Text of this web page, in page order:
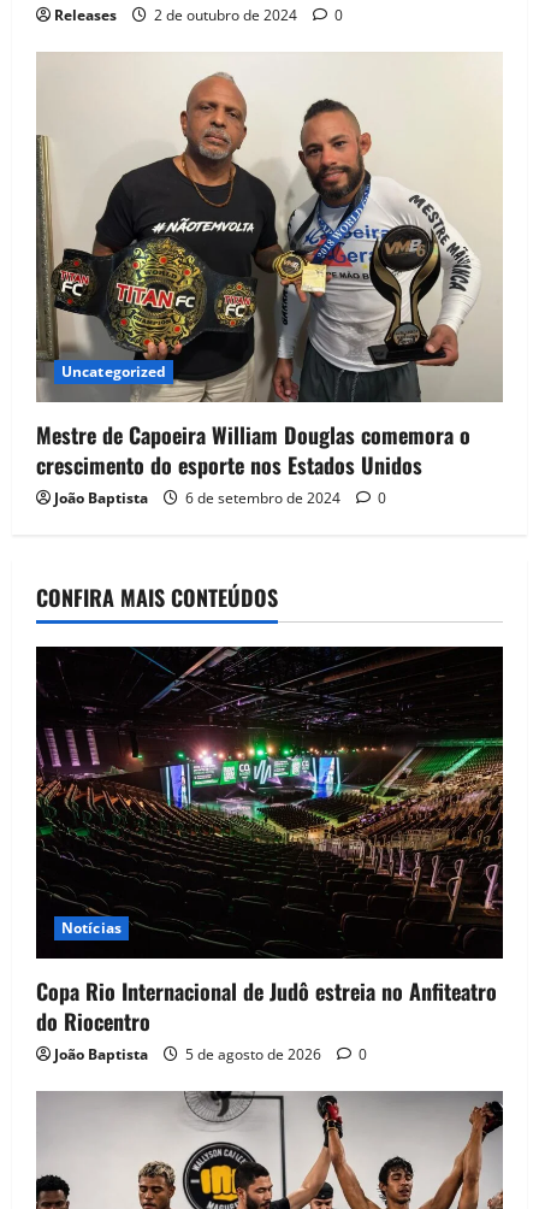
Releases 2 de outubro de 2024 0
Uncategorized
Mestre de Capoeira William Douglas comemora o
crescimento do esporte nos Estados Unidos
João Baptista 6 de setembro de 2024 0
CONFIRA MAIS CONTEÚDOS
Notícias
Copa Rio Internacional de Judô estreia no Anfiteatro
do Riocentro
João Baptista 5 de agosto de 2026 0